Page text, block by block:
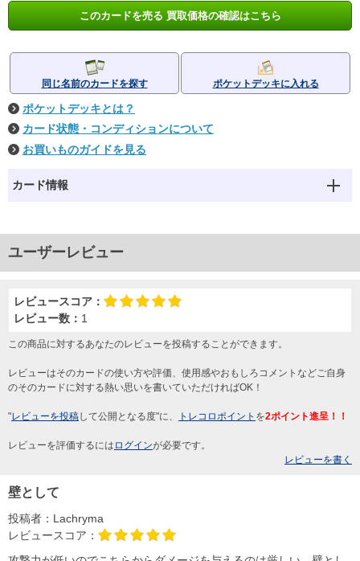
このカードを売る 買取価格の確認はこちら
同じ名前のカードを探す ポケットデッキに入れる
ポケットデッキとは？
カード状態・コンディションについて
お買いものガイドを見る
カード情報
ユーザーレビュー
レビュースコア：
レビュー数： 1
この商品に対するあなたのレビューを投稿することができます。
レビューはそのカードの使い方や評価、使用感やおもしろコメントなどご自身
のそのカードに対する熱い思いを書いていただければOK！
"レビューを投稿して公開となる度"に、 トレコロポイント を2ポイント進呈！！
レビューを評価するには ログインが必要です。
レビューを書く
壁として
投稿者： Lachryma
レビュースコア：